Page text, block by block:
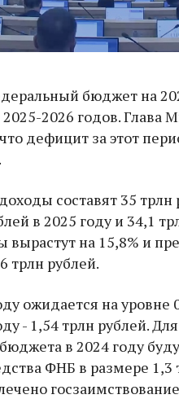
бюджет на
2026 годов. Глава
дефицит за этот
составят 35 трлн
в 2025 году и 34,1
вырастут на 15,8% и
трлн рублей.
ожидается на уровне
- 1,54 трлн рублей. Для
в 2024 году
ФНБ в размере 1,3